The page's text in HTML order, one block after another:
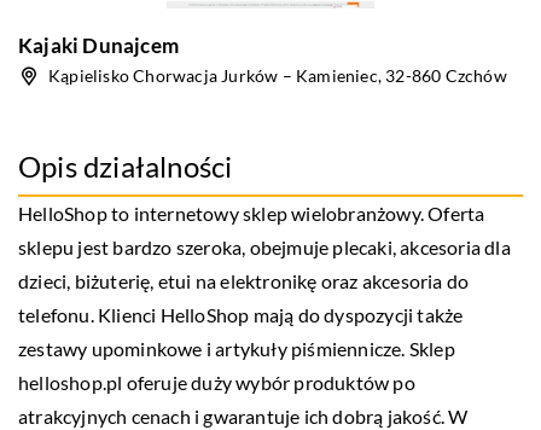
Kajaki Dunajcem
Kąpielisko Chorwacja Jurków – Kamieniec, 32-860 Czchów
Opis działalności
HelloShop to internetowy sklep wielobranżowy. Oferta
sklepu jest bardzo szeroka, obejmuje plecaki, akcesoria dla
dzieci, biżuterię, etui na elektronikę oraz akcesoria do
telefonu. Klienci HelloShop mają do dyspozycji także
zestawy upominkowe iartykuły piśmiennicze. Sklep
helloshop.pl oferuje duży wybór produktów po
atrakcyjnych cenach i gwarantuje ich dobrą jakość. W